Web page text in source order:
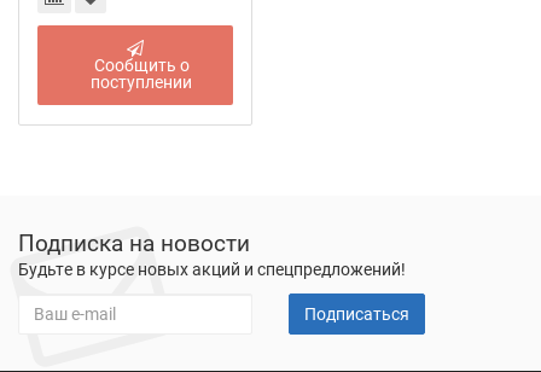
Сообщить о
поступлении
Подписка на новости
Будьте в курсе новых акций и спецпредложений!
Подписаться